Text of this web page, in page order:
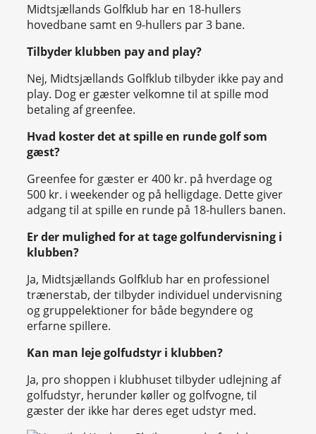
Midtsjællands Golfklub har en 18-hullers
hovedbane samt en 9-hullers par 3 bane.
Tilbyder klubben pay and play?
Nej, Midtsjællands Golfklub tilbyder ikke pay and
play. Dog er gæster velkomne til at spille mod
betaling af greenfee.
Hvad koster det at spille en runde golf som
gæst?
Greenfee for gæster er 400 kr. på hverdage og
500 kr. i weekender og på helligdage. Dette giver
adgang til at spille en runde på 18-hullers banen.
Er der mulighed for at tage golfundervisning i
klubben?
Ja, Midtsjællands Golfklub har en professionel
trænerstab, der tilbyder individuel undervisning
og gruppelektioner for både begyndere og
erfarne spillere.
Kan man leje golfudstyr i klubben?
Ja, pro shoppen i klubhuset tilbyder udlejning af
golfudstyr, herunder køller og golfvogne, til
gæster der ikke har deres eget udstyr med.